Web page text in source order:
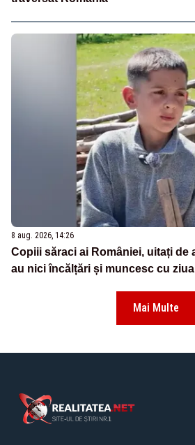
8 aug. 2026, 14:26
Copiii săraci ai României, uitați de
au nici încălțări și muncesc cu ziua
Mai Multe